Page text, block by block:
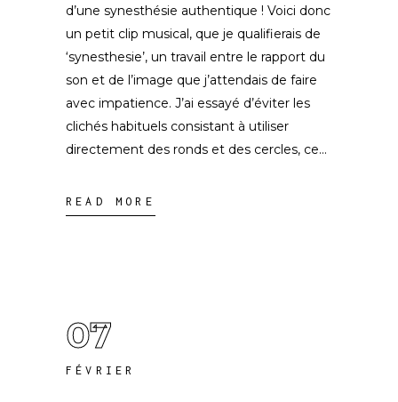
d’une synesthésie authentique ! Voici donc
un petit clip musical, que je qualifierais de
‘synesthesie’, un travail entre le rapport du
son et de l’image que j’attendais de faire
avec impatience. J’ai essayé d’éviter les
clichés habituels consistant à utiliser
directement des ronds et des cercles, ce
READ MORE
07
FÉVRIER